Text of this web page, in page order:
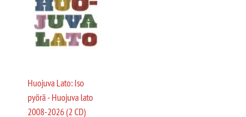
Huojuva Lato: Iso
pyörä - Huojuva lato
2008-2026 (2 CD)